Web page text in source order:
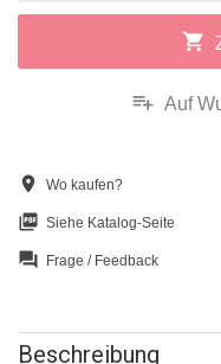
shopping_cart
playlist_add Auf
location_on Wo kaufen?
picture_as_pdf Siehe Katalog-Seite
question_answer Frage / Feedback
Beschreibung